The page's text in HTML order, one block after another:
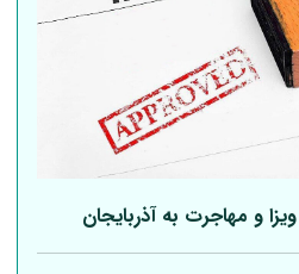
و مهاجرت به آذربایجان